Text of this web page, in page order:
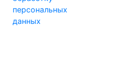
персональных
данных